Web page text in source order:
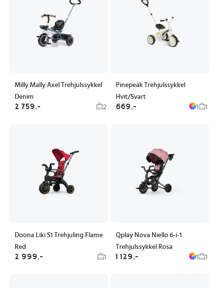
Milly Mally Axel Trehjulssykkel
Denim
2 759,- 2
Pinepeak Trehjulssykkel
Hvit/Svart
669,- 1 1
Doona Liki S1 Trehjuling Flame
Red
2 999,- 1
Qplay Nova Niello 6-i-1
Trehjulssykkel Rosa
1 129,- 1 1